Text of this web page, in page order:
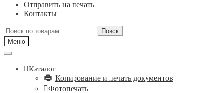
Отправить на печать
Контакты
Искать:
Поиск
Меню
Каталог
Копирование и печать документов
Фотопечать